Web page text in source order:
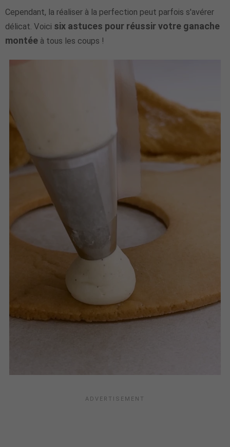
Cependant, la réaliser à la perfection peut parfois s'avérer
délicat. Voici six astuces pour réussir votre ganache
montée à tous les coups !